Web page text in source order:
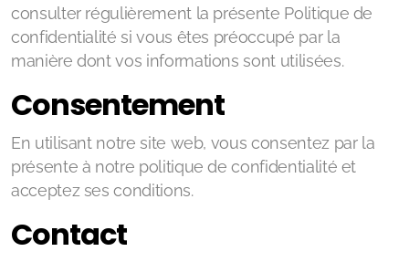
consulter régulièrement la présente Politique de
confidentialité si vous êtes préoccupé par la
manière dont vos informations sont utilisées.
Consentement
En utilisant notre site web, vous consentez par la
présente à notre politique de confidentialité et
acceptez ses conditions.
Contact